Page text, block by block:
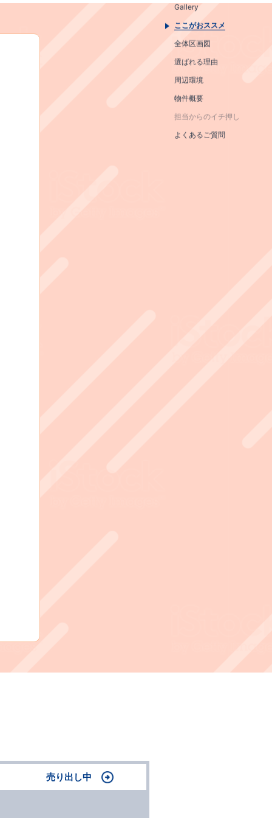
売り出し中
Gallery
ここがおススメ
全体区画図
選ばれる理由
周辺環境
物件概要
担当からのイチ押し
よくあるご質問